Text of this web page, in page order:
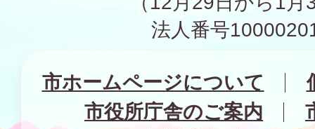
法人番号
市ホームページについて
市役所庁舎のご案内